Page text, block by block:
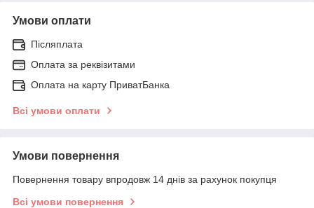
Умови оплати
Післяплата
Оплата за реквізитами
Оплата на карту ПриватБанка
Всі умови оплати
Умови повернення
Повернення товару впродовж 14 днів за рахунок покупця
Всі умови повернення